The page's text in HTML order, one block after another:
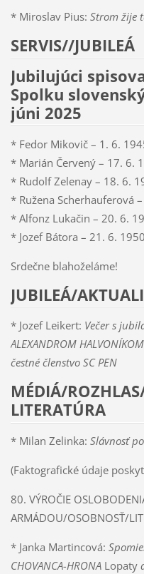
* Miroslav Pius: Strom žije
SERVIS//JUBILEÁ
Jubilujúci
Spolku
júni 2025
* Fedor Mikovič – 1. 6.
* Marián Červený – 17. 6.
* Rudolf Zelenay – 18. 6.
* Ružena Scherhauferová
* Alfonz Lukačin – 20. 6.
* Jozef Bátora – 21. 6.
Srdečne blahoželáme!
JUBILEÁ/
* Jozef Leikert: Večer s
ALEXANDROM
čestné členstvo SC PEN
MÉDIÁ/
LITERATÚRA
* Milan Zelinka: Slávnosť
(Faktografické údaje
80. VÝROČIE
ARMÁDOU/OSOBNOSŤ/
* Janka Martincová:
CHOVANCA-HRONA Lopaty